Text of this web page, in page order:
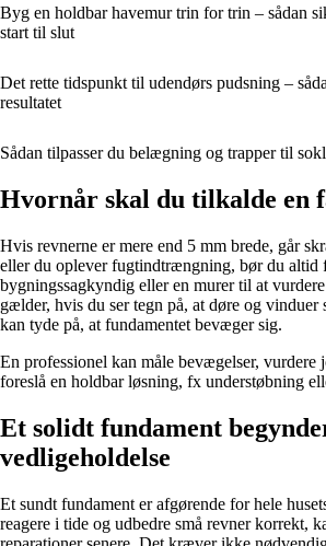
Byg en holdbar havemur trin for trin – sådan
start til slut
Det rette tidspunkt til udendørs pudsning –
resultatet
Sådan tilpasser du belægning og trapper til
Hvornår skal du tilkalde en
Hvis revnerne er mere end 5 mm brede, går
eller du oplever fugtindtrængning, bør du altid
bygningssagkyndig eller en murer til at
gælder, hvis du ser tegn på, at døre og
kan tyde på, at fundamentet bevæger sig.
En professionel kan måle bevægelser, vurdere
foreslå en holdbar løsning, fx understøbning
Et solidt fundament
vedligeholdelse
Et sundt fundament er afgørende for hele
reagere i tide og udbedre små revner korrekt,